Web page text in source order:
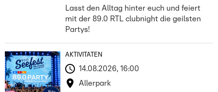
Lasst den Alltag hinter euch und feiert
mit der 89.0 RTL clubnight die geilsten
Partys!
AKTIVITÄTEN
14.08.2026, 16:00
Allerpark